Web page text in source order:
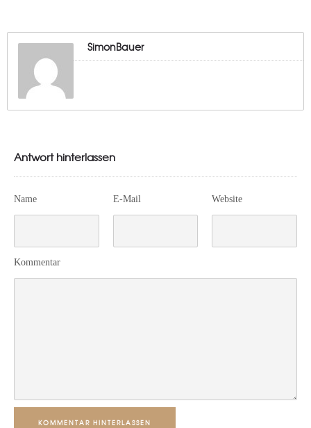
SimonBauer
Antwort hinterlassen
Name E-Mail Website
Kommentar
KOMMENTAR HINTERLASSEN